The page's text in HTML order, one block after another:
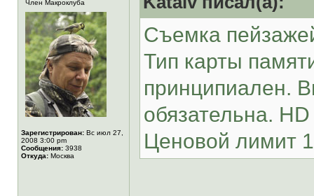
Член Макроклуба
Зарегистрирован: Вс июл 27,
2008 3:00 pm
Сообщения: 3938
Откуда: Москва
Съемка
Тип карты
принципиален.
обязательна.
Ценовой лимит